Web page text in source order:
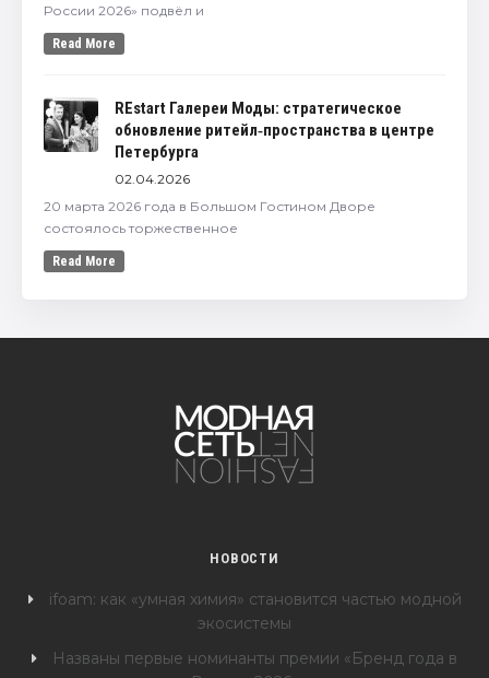
России 2026» подвёл и
Read More
REstart Галереи Моды: стратегическое
обновление ритейл‑пространства в центре
Петербурга
02.04.2026
20 марта 2026 года в Большом Гостином Дворе
состоялось торжественное
Read More
НОВОСТИ
ifoam: как «умная химия» становится частью модной
экосистемы
Названы первые номинанты премии «Бренд года в